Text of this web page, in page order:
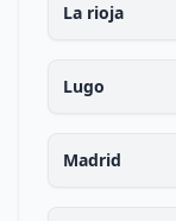
La rioja
Lugo
Madrid